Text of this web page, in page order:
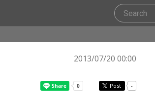
2013/07/20 00:00
Post -